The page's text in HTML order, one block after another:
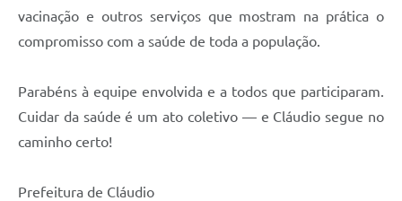
vacinação e outros serviços que mostram na prática o
compromisso com a saúde de toda a população.
Parabéns à equipe envolvida e a todos que participaram.
Cuidar da saúde é um ato coletivo — e Cláudio segue no
caminho certo!
Prefeitura de Cláudio